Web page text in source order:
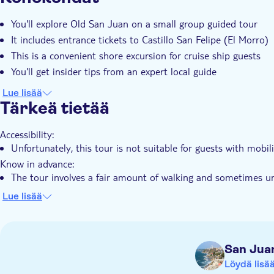
You'll explore Old San Juan on a small group guided tour
It includes entrance tickets to Castillo San Felipe (El Morro)
This is a convenient shore excursion for cruise ship guests
You'll get insider tips from an expert local guide
Lue lisää
Tärkeä tietää
Accessibility:
Unfortunately, this tour is not suitable for guests with
Know in advance:
The tour involves a fair amount of walking and sometimes
Areas visited during this tour are subject to closure. Your
Kindly note that from the 1st of August 2026, the Castle El
Lue lisää
San
Löydä